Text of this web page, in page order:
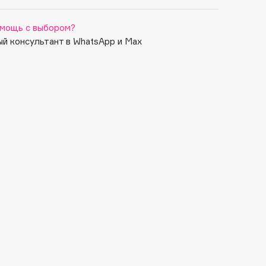
с выбором?
консультант в WhatsApp и Max